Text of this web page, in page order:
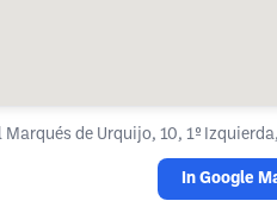
Marqués de Urquijo, 10, 1º
In Google